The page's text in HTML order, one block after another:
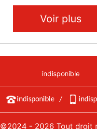
Voir plus
indisponible
indisponible /
©2024 - 2026 Tout droit